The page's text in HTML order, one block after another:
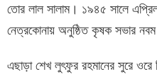
তোর লাল সালাম। ১৯৪৫ সালে এপ্রিল
নেত্রকোনায় অনুষ্ঠিত কৃষক সভার
এছাড়া শেখ লুৎফুর রহমানের সুরে